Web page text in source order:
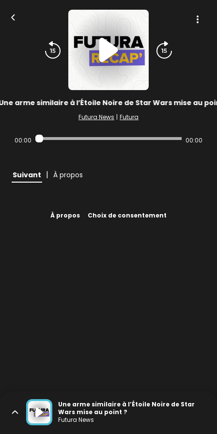
arme similaire à l’Étoile Noire de Star Wars mise au
Futura News | Futura
00:00 00:00
Suivant | À propos
À propos Choix de consentement
Une arme similaire à l’Étoile Noire de Star
Wars mise au point ?
Futura News